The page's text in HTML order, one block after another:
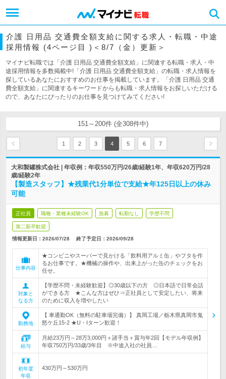
介護 日用品 交通費全額支給に関する求人・転職・中途
採用情報 (4ページ目 )＜8/7（金）更新＞
マイナビ転職では「介護 日用品 交通費全額支給」に関連する転職・求人・中
途採用情報を多数掲載中!「介護 日用品 交通費全額支給」の転職・求人情報を
探しているあなたにおすすめのお仕事を掲載しています。「介護 日用品 交通
費全額支給」に関連するキーワードからも転職・求人情報をお探しいただける
ので、あなたにぴったりのお仕事を見つけてみてください!
151～200件 (全308件中)
1 2 3 4 5 6 7
大和製罐株式会社 | 年収例：年収550万円/26歳/経験1年、年収620万円/28
歳/経験2年
【製造スタッフ】★残業代1分単位で支給★年125日以上の休み
可能
正社員 職種・業種未経験OK 急募 転勤なし 学歴不問
第二新卒歓迎
情報更新日：2026/07/28 終了予定日： 2026/09/28
仕事内容
★コンビニやスーパーで見かける「飲料用アルミ缶」やフタを作
るお仕事です。★機械の操作や、出来上がった缶のチェックをお
任せ。
対象と
なる方
【学歴不問・未経験歓迎】◎30歳以下の方 ◎日本語で日常会話
ができる方 ★こんな方はぜひ⇒正社員として安定したい、将来
のために収入を増やしたい
勤務地
【 車通勤OK（無料の駐車場完備）】 真岡工場／栃木県真岡市鬼
怒ケ丘15-2 ★U・Iターン歓迎！
給与
月給23万円～28万3,000円＋諸手当＋賞与年2回【モデル年収例】
年収750万円/33歳/3年目 ※中途入社の社員…
初年度
年収
430万円～530万円